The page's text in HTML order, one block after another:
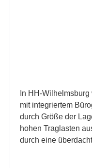
In HH-
mit integriertem
durch Größe der
hohen Traglasten
durch eine